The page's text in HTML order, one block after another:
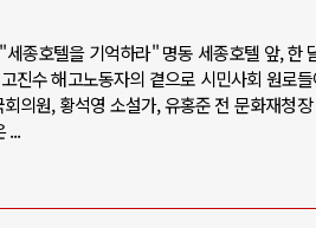
종호텔을 기억하라" 명동 세종호텔 앞, 한
진수 해고노동자의 곁으로 시민사회 원로들
의원, 황석영 소설가, 유홍준 전 문화재청
...